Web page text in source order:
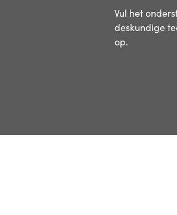
Vul het
deskundige
op.